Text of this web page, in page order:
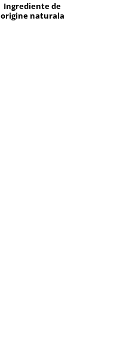
Ingrediente de
origine naturala